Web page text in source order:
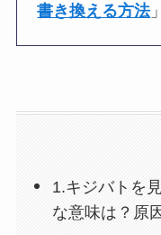
書き換える方法
1.キジバトを
な意味は？原